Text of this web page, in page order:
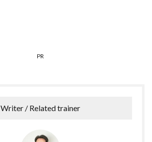
PR
Writer / Related trainer